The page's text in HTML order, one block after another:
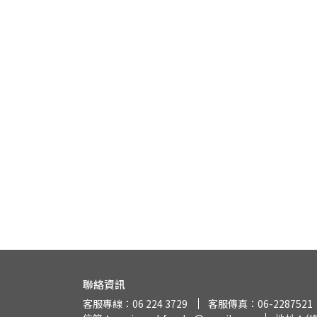
聯絡資訊
客服專線：06 224 3729 客服傳真：06-2287521